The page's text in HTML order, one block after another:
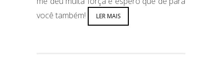
você também!
LER MAIS